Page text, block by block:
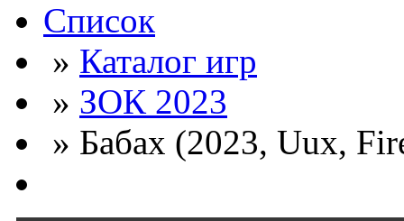
Список
» Каталог игр
» ЗОК 2023
» Бабах (2023, Uux,